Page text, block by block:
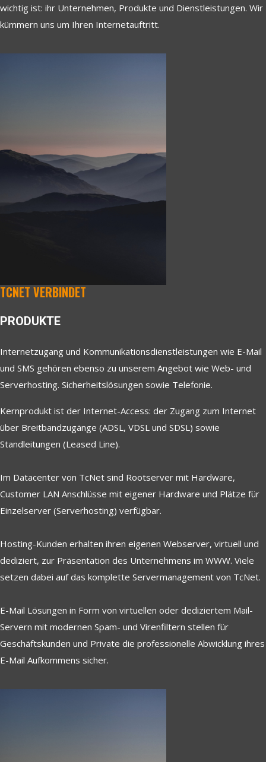
wichtig ist: ihr Unternehmen, Produkte und Dienstleistungen. Wir
kümmern uns um Ihren Internetauftritt.
TCNET VERBINDET
PRODUKTE
Internetzugang und Kommunikationsdienstleistungen wie E-Mail
und SMS gehören ebenso zu unserem Angebot wie Web- und
Serverhosting. Sicherheitslösungen sowie Telefonie.
Kernprodukt ist der Internet-Access: der Zugang zum Internet
über Breitbandzugänge (ADSL, VDSL und SDSL) sowie
Standleitungen (Leased Line).
Im Datacenter von TcNet sind Rootserver mit Hardware,
Customer LAN Anschlüsse mit eigener Hardware und Plätze für
Einzelserver (Serverhosting) verfügbar.
Hosting-Kunden erhalten ihren eigenen Webserver, virtuell und
dediziert, zur Präsentation des Unternehmens im WWW. Viele
setzen dabei auf das komplette Servermanagement von TcNet.
E-Mail Lösungen in Form von virtuellen oder dediziertem Mail-
Servern mit modernen Spam- und Virenfiltern stellen für
Geschäftskunden und Private die professionelle Abwicklung ihres
E-Mail Aufkommens sicher.